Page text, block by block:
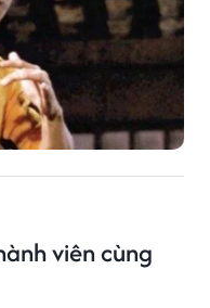
viên cùng